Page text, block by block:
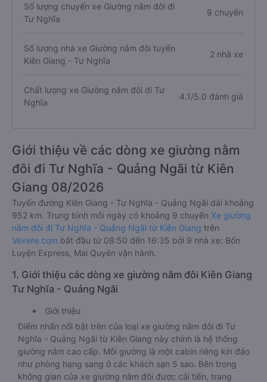
Số lượng chuyến xe Giường nằm đôi đi
Tư Nghĩa
9 chuyến
Số lượng nhà xe Giường nằm đôi tuyến
Kiên Giang - Tư Nghĩa
2 nhà xe
Chất lượng xe Giường nằm đôi đi Tư
Nghĩa
4.1/5.0 đánh giá
Giới thiệu về các dòng xe giường nằm
đôi đi Tư Nghĩa - Quảng Ngãi từ Kiên
Giang 08/2026
Tuyến đường Kiên Giang - Tư Nghĩa - Quảng Ngãi dài khoảng
952 km. Trung bình mỗi ngày có khoảng 9 chuyến Xe giường
nằm đôi đi Tư Nghĩa - Quảng Ngãi từ Kiên Giang trên
Vexere.com bắt đầu từ 08:50 đến 16:35 bởi 9 nhà xe: Bốn
Luyện Express, Mai Quyên vận hành.
1. Giới thiệu các dòng xe giường nằm đôi Kiên Giang
Tư Nghĩa - Quảng Ngãi
Giới thiệu
Điểm nhấn nổi bật trên của loại xe giường nằm đôi đi Tư
Nghĩa - Quảng Ngãi từ Kiên Giang này chính là hệ thống
giường nằm cao cấp. Mỗi giường là một cabin riêng kín đáo
như phòng hạng sang ở các khách sạn 5 sao. Bên trong
không gian của xe giường nằm đôi được cải tiến, trang